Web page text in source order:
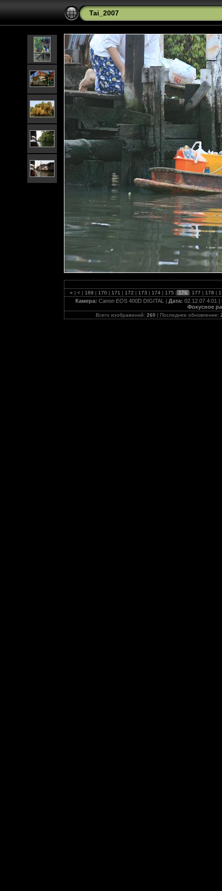
Tai_2007
« | < | 169 | 170 | 171 | 172 | 173 | 174 | 175 | 176 | 177 | 178 |
Камера: Canon EOS 400D DIGITAL | Дата: 02.12.07 4:01 |
Фокусное
Всего изображений: 260 | Последнее обновление: